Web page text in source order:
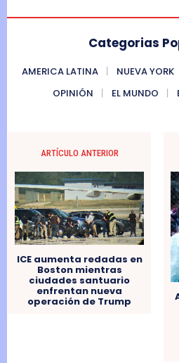
Categorias
AMERICA LATINA NUEVA YORK
OPINIÓN
EL MUNDO
ARTÍCULO ANTERIOR
ICE aumenta redadas en
Boston mientras
ciudades santuario
enfrentan nueva
operación de Trump